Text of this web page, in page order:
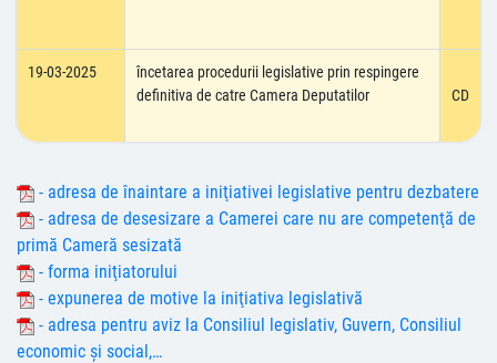
19-03-2025
încetarea procedurii legislative prin respingere
definitiva de catre Camera Deputatilor
CD
- adresa de înaintare a iniţiativei legislative pentru dezbatere
- adresa de desesizare a Camerei care nu are competenţă de
primă Cameră sesizată
- forma iniţiatorului
- expunerea de motive la iniţiativa legislativă
- adresa pentru aviz la Consiliul legislativ, Guvern, Consiliul
economic şi social,…